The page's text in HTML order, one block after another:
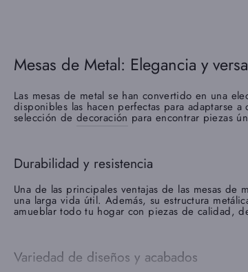
Mesas de Metal: Elegancia y
Las mesas de metal se han convertido en una
disponibles las hacen perfectas para adaptarse
selección de decoración para encontrar piezas
Durabilidad y resistencia
Una de las principales ventajas de las mesas de
una larga vida útil. Además, su estructura
amueblar todo tu hogar con piezas de calidad,
Variedad de diseños y acabados